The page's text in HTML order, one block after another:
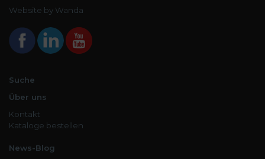
Website by Wanda
Suche
Über uns
Kontakt
Kataloge bestellen
News-Blog